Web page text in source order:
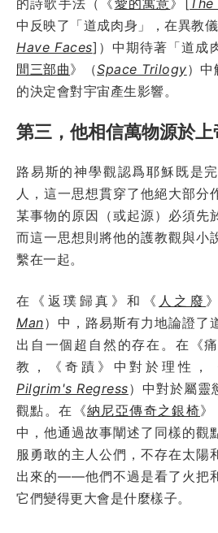
中反映了「道成肉身」，在異教
Have Faces]）中期待著「道成
間三部曲》（Space Trilogy）中
的決定會對宇宙產生影響。
第三，他相信萬物源於上
路易斯的神學觀認爲耶穌既是
人，這一思想貫穿了他絕大部分
某事物的原因（或起源）必須先
而這一思想則將他的護教觀與小
繫在一起。
在《返璞歸真》和《 人之廢
Man）中，路易斯有力地論證了
出自一個超自然的存在。在《
教，《奇蹟》中對於理性，
Pilgrim's Regress）中對於屬靈
觀點。在《納尼亞傳奇之銀椅》
中，他通過故事闡述了同樣的觀
服勇敢的主人公們，不存在太陽
出來的——他們不過是看了火把
它們變得更大會是什麼樣子。